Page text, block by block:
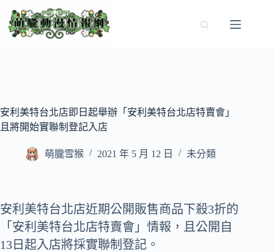
至
安利美特台北店即日起舉辦「安利美特台北店特賣會」
且將開始實聯制登記入店
萌朧雪猴 2021 年 5 月 12 日 未分類
安利美特台北店近期公開販售商品下殺3折的
「安利美特台北店特賣會」情報，且公開自
13日起入店將採實聯制登記。